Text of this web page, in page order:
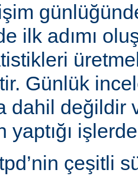
ilk adımı
Günlük
dahil değildir
yaptığı
çeşitli